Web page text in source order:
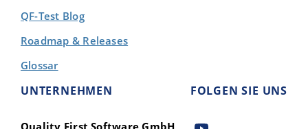
QF-Test Blog
Roadmap & Releases
Glossar
UNTERNEHMEN
Quality First Software GmbH
FOLGEN SIE UNS